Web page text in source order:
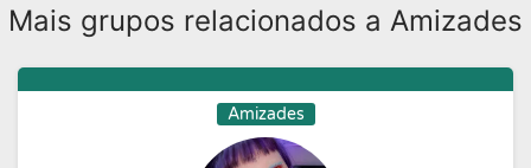
Mais grupos relacionados a Amizades
Amizades